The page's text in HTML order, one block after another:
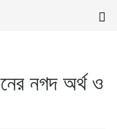
নগদ অর্থ ও